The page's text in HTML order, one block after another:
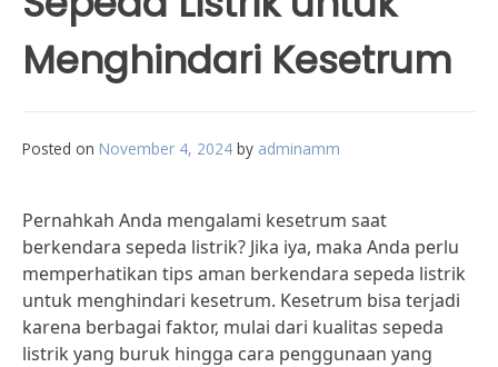
Menghindari Kesetrum
Posted on November 4, 2024 by adminamm
Pernahkah Anda mengalami kesetrum saat
berkendara sepeda listrik? Jika iya, maka Anda perlu
memperhatikan tips aman berkendara sepeda listrik
untuk menghindari kesetrum. Kesetrum bisa terjadi
karena berbagai faktor, mulai dari kualitas sepeda
listrik yang buruk hingga cara penggunaan yang